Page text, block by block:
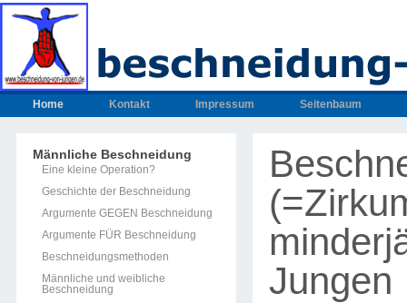
Home Kontakt Impressum Seitenbaum
Männliche Beschneidung
Eine kleine Operation?
Geschichte der Beschneidung
Argumente GEGEN Beschneidung
Argumente FÜR Beschneidung
Beschneidungsmethoden
Männliche und weibliche
Beschneidung
Jungen